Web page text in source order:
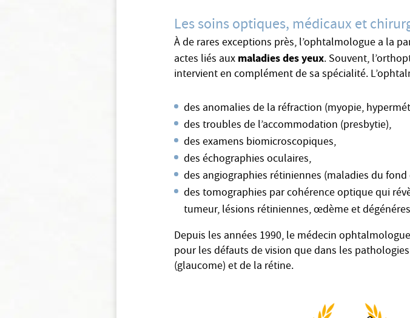
Les soins optiques, médicaux et
À de rares exceptions près, l’ophtalmologue a la
actes liés aux maladies des yeux. Souvent,
intervient en complément de sa spécialité.
des anomalies de la réfraction (myopie,
des troubles de l’accommodation (presbytie),
des examens biomicroscopiques,
des échographies oculaires,
des angiographies rétiniennes (maladies du fond
des tomographies par cohérence optique qui
tumeur, lésions rétiniennes, œdème et
Depuis les années 1990, le médecin
pour les défauts de vision que dans les
(glaucome) et de la rétine.